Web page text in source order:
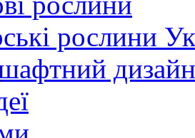
рослини
дизайн